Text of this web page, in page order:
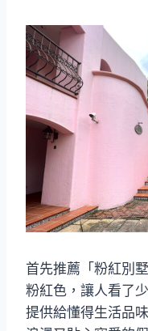
首先推薦「粉紅別
粉紅色，讓人看了
提供給懂得生活品